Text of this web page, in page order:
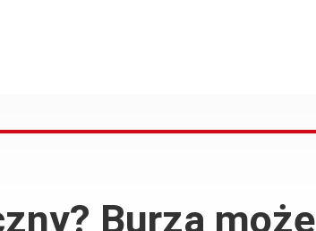
Burza może